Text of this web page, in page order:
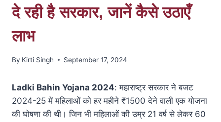
दे रही है सरकार, जानें कैसे उठाएँ
लाभ
By Kirti Singh September 17, 2024
Ladki Bahin Yojana 2024: महाराष्ट्र सरकार ने बजट
2024-25 में महिलाओं को हर महीने ₹1500 देने वाली एक योजना
की घोषणा की थी। जिन भी महिलाओं की उम्र 21 वर्ष से लेकर 60